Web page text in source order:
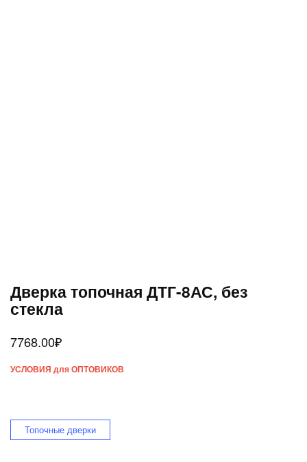
Дверка топочная ДТГ-8АС, без
стекла
7768.00₽
УСЛОВИЯ для ОПТОВИКОВ
Топочные дверки